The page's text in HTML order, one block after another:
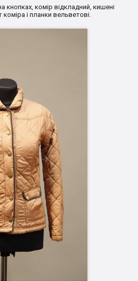
кнопках, комір відкладний, кишені
і планки вельветові.